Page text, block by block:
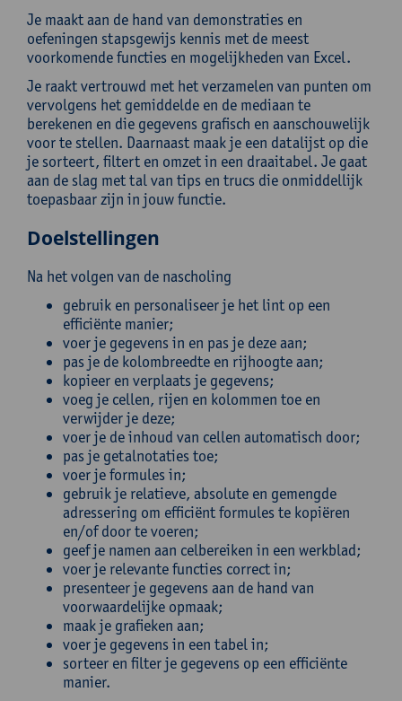
Je maakt aan de hand van demonstraties en
oefeningen stapsgewijs kennis met de meest
voorkomende functies en mogelijkheden van Excel.
Je raakt vertrouwd met het verzamelen van punten om
vervolgens het gemiddelde en de mediaan te
berekenen en die gegevens grafisch en aanschouwelijk
voor te stellen. Daarnaast maak je een datalijst op die
je sorteert, filtert en omzet in een draaitabel. Je gaat
aan de slag met tal van tips en trucs die onmiddellijk
toepasbaar zijn in jouw functie.
Doelstellingen
Na het volgen van de nascholing
gebruik en personaliseer je het lint op een
efficiënte manier;
voer je gegevens in en pas je deze aan;
pas je de kolombreedte en rijhoogte aan;
kopieer en verplaats je gegevens;
voeg je cellen, rijen en kolommen toe en
verwijder je deze;
voer je de inhoud van cellen automatisch door;
pas je getalnotaties toe;
voer je formules in;
gebruik je relatieve, absolute en gemengde
adressering om efficiënt formules te kopiëren
en/of door te voeren;
geef je namen aan celbereiken in een werkblad;
voer je relevante functies correct in;
presenteer je gegevens aan de hand van
voorwaardelijke opmaak;
maak je grafieken aan;
voer je gegevens in een tabel in;
sorteer en filter je gegevens op een efficiënte
manier.